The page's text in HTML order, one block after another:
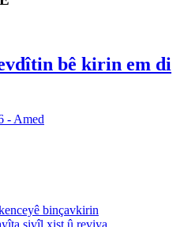
bê kirin em di
- Amed